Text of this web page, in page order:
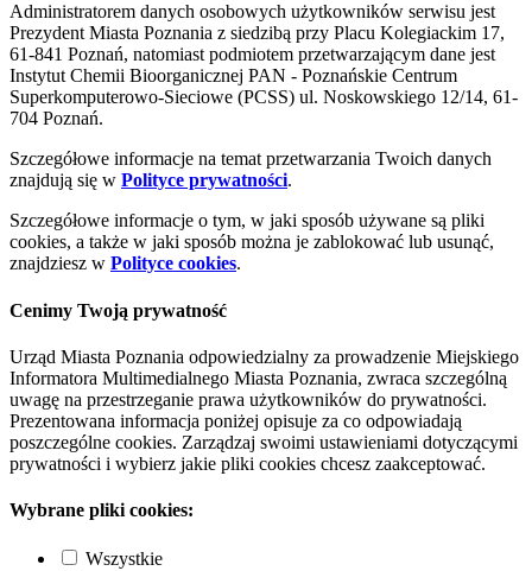
Administratorem danych osobowych użytkowników serwisu jest
Prezydent Miasta Poznania z siedzibą przy Placu Kolegiackim 17,
61-841 Poznań, natomiast podmiotem przetwarzającym dane jest
Instytut Chemii Bioorganicznej PAN - Poznańskie Centrum
Superkomputerowo-Sieciowe (PCSS) ul. Noskowskiego 12/14, 61-
704 Poznań.
Szczegółowe informacje na temat przetwarzania Twoich danych
znajdują się w Polityce prywatności.
Szczegółowe informacje o tym, w jaki sposób używane są pliki
cookies, a także w jaki sposób można je zablokować lub usunąć,
znajdziesz w Polityce cookies.
Cenimy Twoją prywatność
Urząd Miasta Poznania odpowiedzialny za prowadzenie Miejskiego
Informatora Multimedialnego Miasta Poznania, zwraca szczególną
uwagę na przestrzeganie prawa użytkowników do prywatności.
Prezentowana informacja poniżej opisuje za co odpowiadają
poszczególne cookies. Zarządzaj swoimi ustawieniami dotyczącymi
prywatności i wybierz jakie pliki cookies chcesz zaakceptować.
Wybrane pliki cookies:
Wszystkie